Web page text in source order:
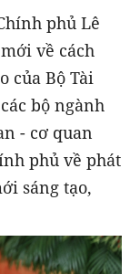
phủ Lê
về cách
của Bộ Tài
bộ ngành
- cơ quan
phủ về phát
sáng tạo,